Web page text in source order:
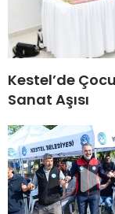
Kestel’de
Sanat Aşısı